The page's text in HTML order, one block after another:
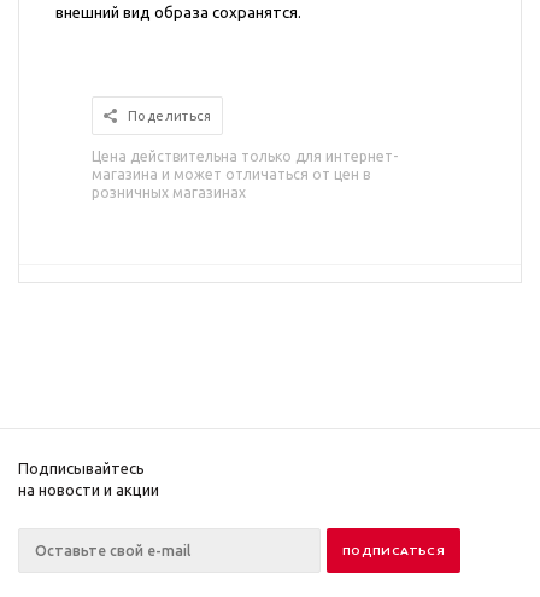
внешний вид образа сохранятся.
Поделиться
Цена действительна только для интернет-
магазина и может отличаться от цен в
розничных магазинах
Подписывайтесь
на новости и акции